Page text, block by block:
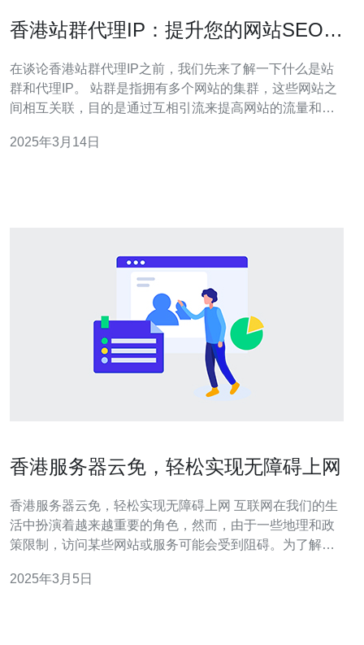
香港站群代理IP：提升您的网站SEO效
在谈论香港站群代理IP之前，我们先来了解一下什么是站
群和代理IP。 站群是指拥有多个网站的集群，这些网站之
间相互关联，目的是通过互相引流来提高网站的流量和排
地址，从而提高网络安全性和隐私保护。 香港站群代理IP
2025年3月14日
香港服务器云免，轻松实现无障碍上网
香港服务器云免，轻松实现无障碍上网 互联网在我们的生
活中扮演着越来越重要的角色，然而，由于一些地理和政
策限制，访问某些网站或服务可能会受到阻碍。为了解决
将介绍香港服务器云免的基本概念以及如何使用它来实现
2025年3月5日